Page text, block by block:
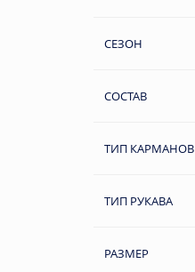
СЕЗОН
СОСТАВ
ТИП КАРМАНОВ
ТИП РУКАВА
РАЗМЕР